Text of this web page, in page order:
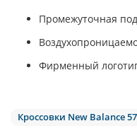
Промежуточная
Фирменный
Кроссовки New Balance